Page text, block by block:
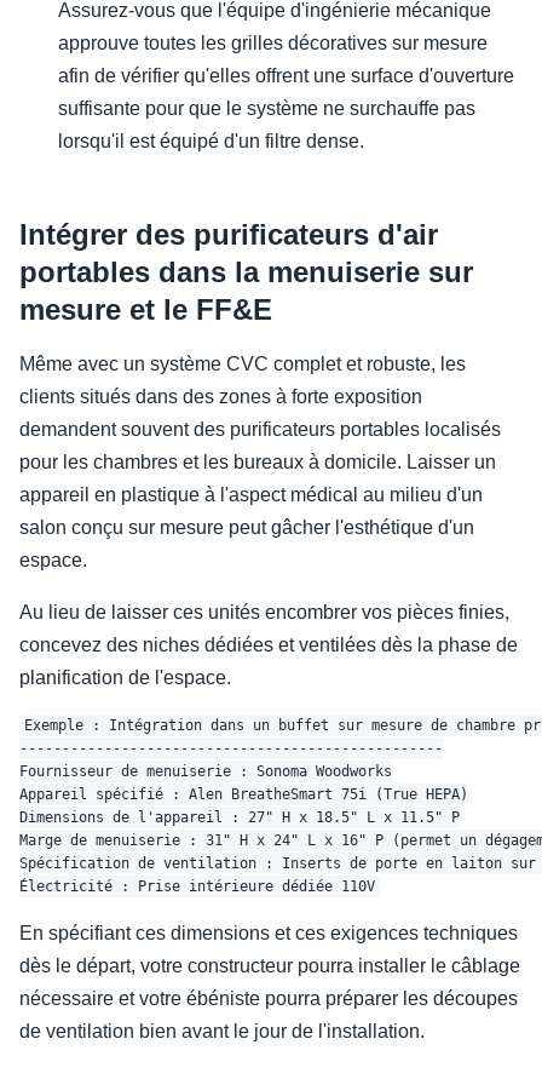
Assurez-vous que l'équipe d'ingénierie mécanique
approuve toutes les grilles décoratives sur mesure
afin de vérifier qu'elles offrent une surface d'ouverture
suffisante pour que le système ne surchauffe pas
lorsqu'il est équipé d'un filtre dense.
Intégrer des purificateurs d'air
portables dans la menuiserie sur
mesure et le FF&E
Même avec un système CVC complet et robuste, les
clients situés dans des zones à forte exposition
demandent souvent des purificateurs portables localisés
pour les chambres et les bureaux à domicile. Laisser un
appareil en plastique à l'aspect médical au milieu d'un
salon conçu sur mesure peut gâcher l'esthétique d'un
espace.
Au lieu de laisser ces unités encombrer vos pièces finies,
concevez des niches dédiées et ventilées dès la phase de
planification de l'espace.
Exemple : Intégration dans un buffet sur mesure de chambre
--------------------------------------------------
Fournisseur de menuiserie : Sonoma Woodworks
Appareil spécifié : Alen BreatheSmart 75i (True HEPA)
Dimensions de l'appareil : 27" H x 18.5" L x 11.5" P
Marge de menuiserie : 31" H x 24" L x 16" P (permet un
Spécification de ventilation : Inserts de porte en laiton sur
En spécifiant ces dimensions et ces exigences techniques
dès le départ, votre constructeur pourra installer le câblage
nécessaire et votre ébéniste pourra préparer les découpes
de ventilation bien avant le jour de l'installation.